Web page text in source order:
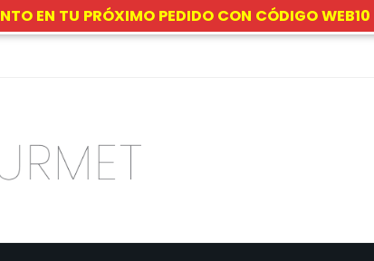
EN TU PRÓXIMO PEDIDO CON CÓDIGO WEB10